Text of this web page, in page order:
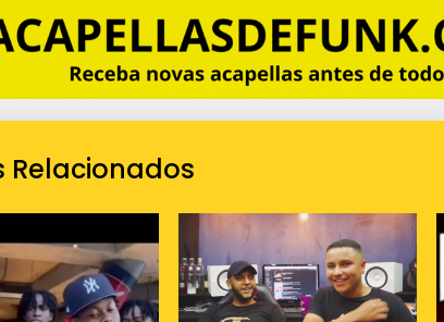
Relacionados